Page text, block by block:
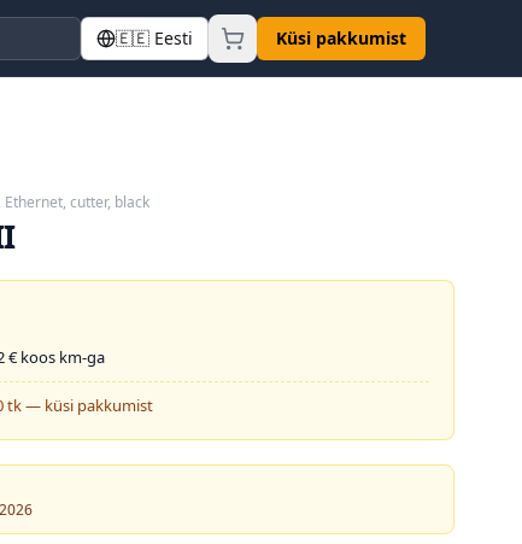
🇪🇪 Eesti Küsi pakkumist
Ethernet, cutter, black
€ koos km-ga
tk — küsi pakkumist